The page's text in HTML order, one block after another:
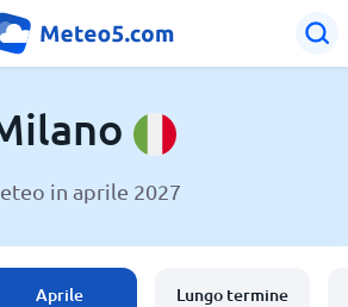
in aprile 2027
Aprile Lungo termine